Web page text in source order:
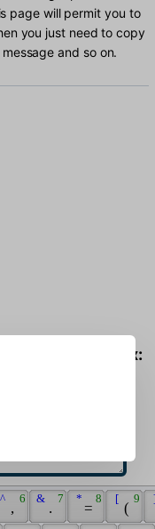
page will permit you to
you just need to copy
and so on.
into the box:
,
6
^
.
7
&
=
8
*
(
9
[